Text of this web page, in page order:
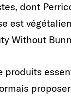
dont
est
Without
produits